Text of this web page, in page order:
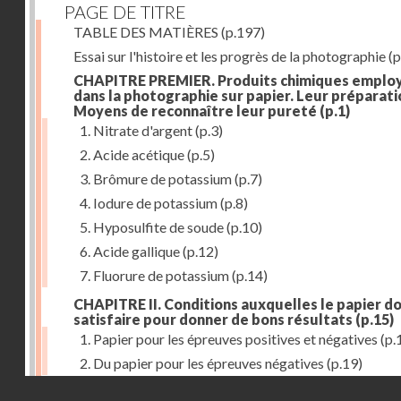
PAGE DE TITRE
TABLE DES MATIÈRES (p.197)
Essai sur l'histoire et les progrès de la photographie
CHAPITRE PREMIER. Produits chimiques
dans la photographie sur papier. Leur
Moyens de reconnaître leur pureté (p.1)
1. Nitrate d'argent(p.3)
2. Acide acétique(p.5)
3. Brômure de potassium(p.7)
4. Iodure de potassium(p.8)
5. Hyposulfite de soude(p.10)
6. Acide gallique(p.12)
7. Fluorure de potassium(p.14)
CHAPITRE II. Conditions auxquelles le papier
satisfaire pour donner de bons résultats (p.15)
1. Papier pour les épreuves positives et négatives
2. Du papier pour les épreuves négatives (p.19)